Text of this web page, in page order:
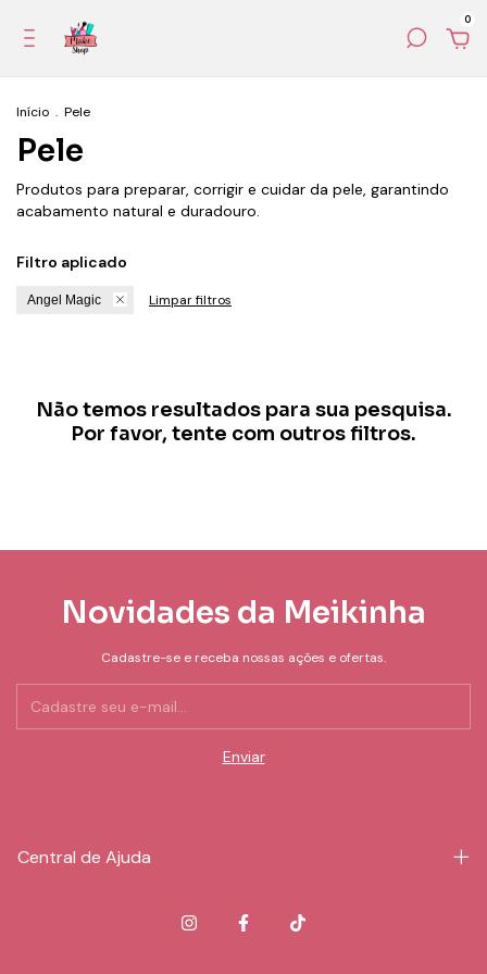
0
Início . Pele
Pele
Produtos para preparar, corrigir e cuidar da pele, garantindo
acabamento natural e duradouro.
Filtro aplicado
Angel Magic Limpar filtros
Não temos resultados para sua pesquisa.
Por favor, tente com outros filtros.
Novidades da Meikinha
Cadastre-se e receba nossas ações e ofertas.
Central de Ajuda